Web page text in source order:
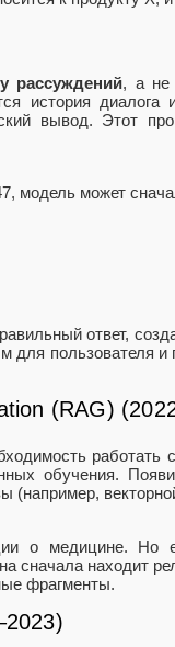
рассуждений, а не
история
вывод. Этот
модель может
ответ,
для пользователя и
(RAG)
работать
обучения.
о медицине. Но
сначала находит
фрагменты.